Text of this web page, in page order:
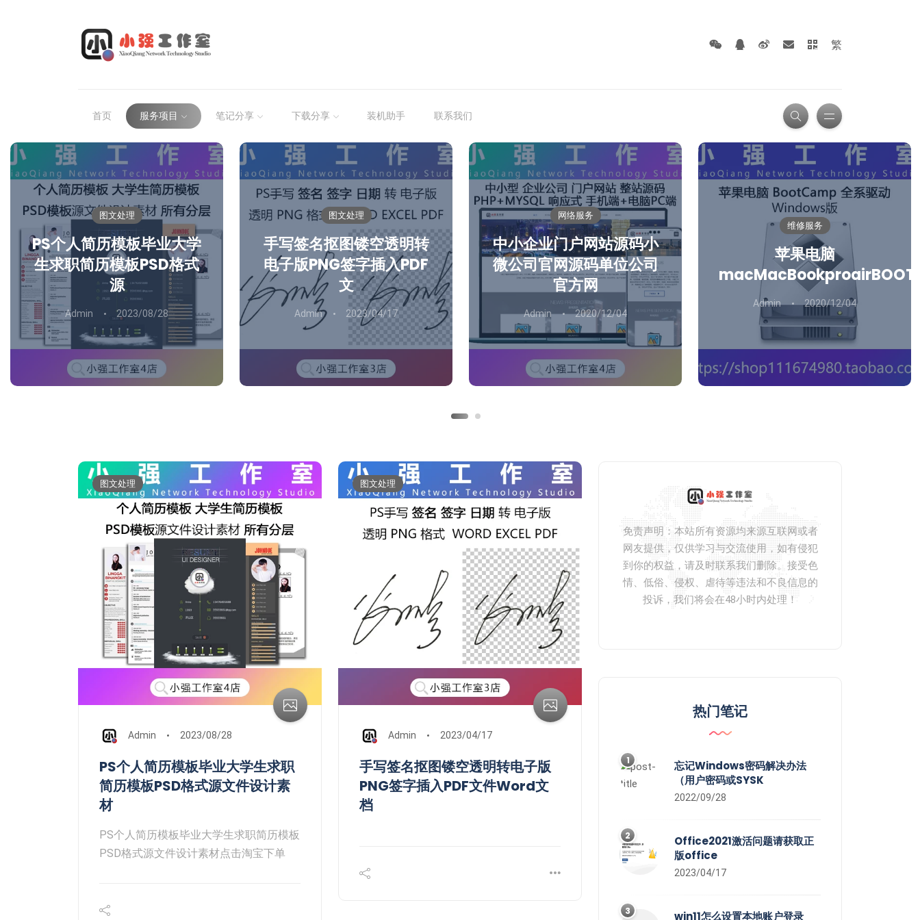
繁
首页 服务项目 笔记分享 下载分享 装机助手 联系我们
图文处理
PS个人简历模板毕业大学
生求职简历模板PSD格式
源
Admin 2023/08/28
图文处理
手写签名抠图镂空透明转
电子版PNG签字插入PDF
文
Admin 2023/04/17
网络服务
中小企业门户网站源码小
微公司官网源码单位公司
官方网
Admin 2020/12/04
维修服务
苹果电脑
Admin 2020/12/04
图文处理
Admin 2023/08/28
PS个人简历模板毕业大学生求职
简历模板PSD格式源文件设计素
材
PS个人简历模板毕业大学生求职简历模板
PSD格式源文件设计素材点击淘宝下单
图文处理
Admin 2023/04/17
手写签名抠图镂空透明转电子版
PNG签字插入PDF文件Word文
档
免责声明：本站所有资源均来源互联网或者
网友提供，仅供学习与交流使用，如有侵犯
到你的权益，请及时联系我们删除。接受色
情、低俗、侵权、虐待等违法和不良信息的
投诉，我们将会在48小时内处理！
热门笔记
1
忘记Windows密码解决办法
（用户密码或SYSK
2022/09/28
2
Office2021激活问题请获取正
版office
2023/04/17
3 win11怎么设置本地账户登录